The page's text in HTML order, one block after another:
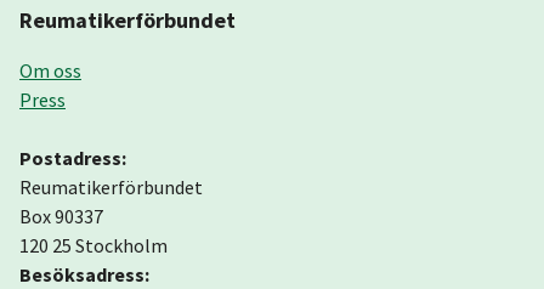
Reumatikerförbundet
Om oss
Press
Postadress:
Reumatikerförbundet
Box 90337
120 25 Stockholm
Besöksadress: